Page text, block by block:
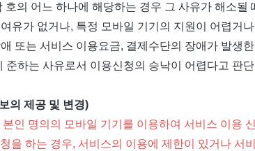
의 어느 하나에 해당하는 경우 그 사유가 해소될
유가 없거나, 특정 모바일 기기의 지원이 어렵거
또는 서비스 이용요금, 결제수단의 장애가 발생
준하는 사유로서 이용신청의 승낙이 어렵다고 판
의 제공 및 변경)
인 명의의 모바일 기기를 이용하여 서비스 이용
을 하는 경우, 서비스의 이용에 제한이 있거나 서